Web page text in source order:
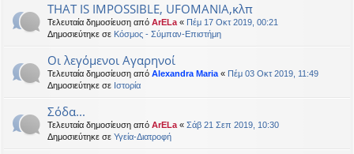
THAT IS IMPOSSIBLE, UFOMANIA,κλπ
Τελευταία δημοσίευση από ArELa « Πέμ 17 Οκτ 2019, 00:21
Δημοσιεύτηκε σε Κόσμος - Σύμπαν-Επιστήμη
Οι λεγόμενοι Αγαρηνοί
Τελευταία δημοσίευση από Alexandra Maria « Πέμ 03 Οκτ 2019, 11:49
Δημοσιεύτηκε σε Ιστορία
Σόδα...
Τελευταία δημοσίευση από ArELa « Σάβ 21 Σεπ 2019, 10:30
Δημοσιεύτηκε σε Υγεία-Διατροφή